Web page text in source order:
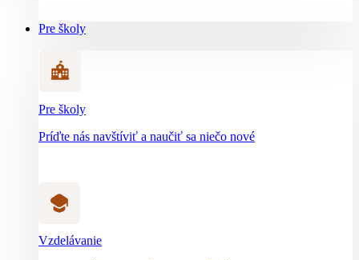
Pre školy
Pre školy
Príďte nás navštíviť a naučiť sa niečo nové
Vzdelávanie